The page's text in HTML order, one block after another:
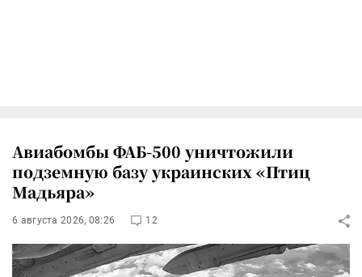
Авиабомбы ФАБ-500 уничтожили
подземную базу украинских «Птиц
Мадьяра»
6 августа 2026, 08:26 12